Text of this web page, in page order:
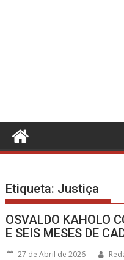
Etiqueta: Justiça
OSVALDO KAHOLO
E SEIS MESES DE
27 de Abril de 2026